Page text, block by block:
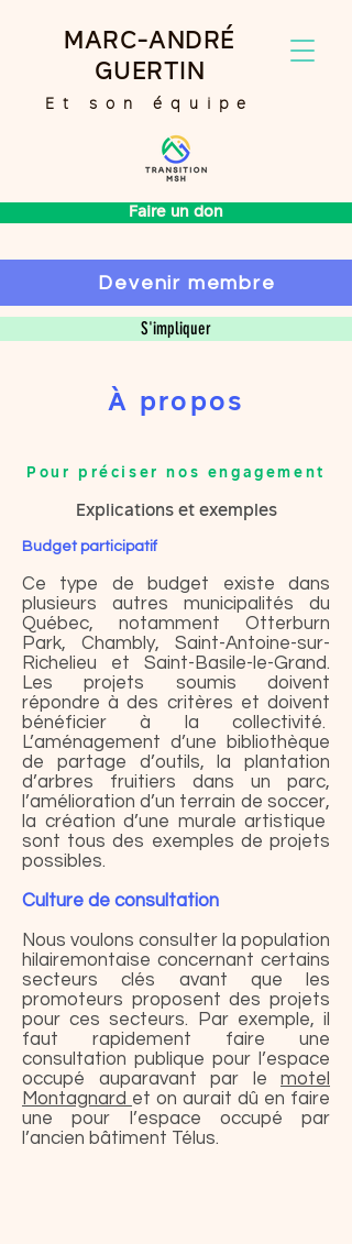
MARC-ANDRÉ
GUERTIN
Et son équipe
Faire un don
S'impliquer
Devenir membre
À propos
Pour préciser nos engagement
Explications et exemples
Budget participatif
Ce type de budget existe dans
plusieurs autres municipalités du
Québec, notamment Otterburn
Park, Chambly, Saint-Antoine-sur-
Richelieu et Saint-Basile-le-Grand.
Les projets soumis doivent
répondre à des critères et doivent
bénéficier à la collectivité.
L’aménagement d’une
bibliothèque
de partage d’outils, la plantation
d’arbres fruitiers dans un parc,
l’amélioration d’un terrain de soccer,
la création d’une murale artistique
sont tous des exemples de projets
possibles.
Culture de consultation
Nous voulons consulter la population
hilairemontaise concernant certains
secteurs clés avant que les
promoteurs proposent des projets
pour ces secteurs. Par exemple, il
faut rapidement faire une
consultation publique pour l’espace
occupé auparavant par le motel
Montagnard et on aurait dû en faire
une pour l’espace occupé par
l’ancien bâtiment Télus.